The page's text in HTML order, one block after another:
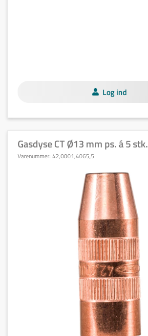
Log ind
Gasdyse CT Ø13 mm ps. á 5 stk.
Varenummer: 42,0001,4065,5